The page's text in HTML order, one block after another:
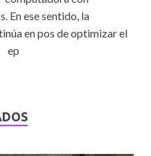
En ese sentido, la
en pos de optimizar el
ep